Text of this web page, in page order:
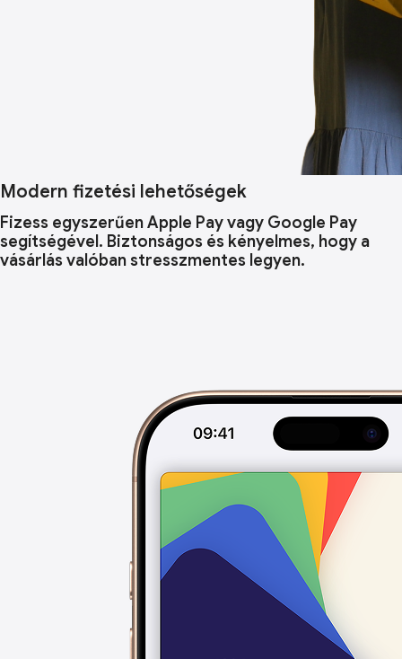
Modern fizetési lehetőségek
Fizess egyszerűen Apple Pay vagy Google Pay
segítségével. Biztonságos és kényelmes, hogy a
vásárlás valóban stresszmentes legyen.